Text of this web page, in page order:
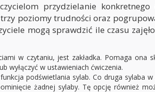
przydzielanie konkretnego
poziomy trudności oraz
mogą sprawdzić ile czasu
w czytaniu, jest zakładka. Pomaga ona
wyłączyć w ustawieniach ćwiczenia.
podświetlania sylab. Co druga sylaba
żadnej sylaby. Tę opcję również